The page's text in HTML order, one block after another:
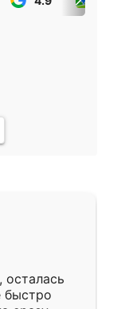
осталась
быстро